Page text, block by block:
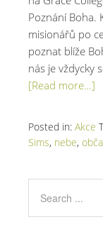
Poznání Boha.
misionářů po
poznat blíže
nás je vždycky
[Read more…]
Posted in: Akce
Sims, nebe,